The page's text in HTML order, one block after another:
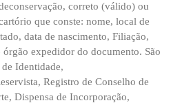
correto (válido) ou
que conste: nome, local de
data de nascimento, Filiação,
órgão expedidor do documento. São
Identidade,
Registro de Conselho de
Dispensa de Incorporação,